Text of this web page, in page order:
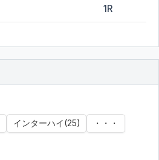
1R
インターハイ(25)
・・・